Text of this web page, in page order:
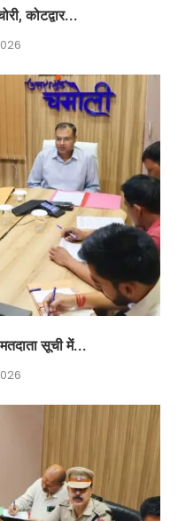
कोटद्वार...
सूची में...